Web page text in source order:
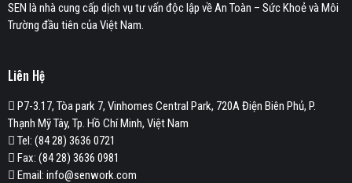
SEN là nhà cung cấp dịch vụ tư vấn độc lập về An Toàn – Sức Khoẻ và Môi
Trường đầu tiên của Việt Nam.
Liên Hệ
P7-3.17, Tòa park 7, Vinhomes Central Park, 720A Điện Biên Phủ, P.
Thạnh Mỹ Tây, Tp. Hồ Chí Minh, Việt Nam
Tel: (84 28) 3636 0721
Fax: (84 28) 3636 0981
Email: info@senwork.com